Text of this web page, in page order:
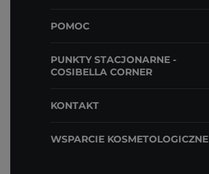
POMOC
PUNKTY STACJONARNE -
COSIBELLA CORNER
KONTAKT
WSPARCIE KOSMETOLOGICZNE